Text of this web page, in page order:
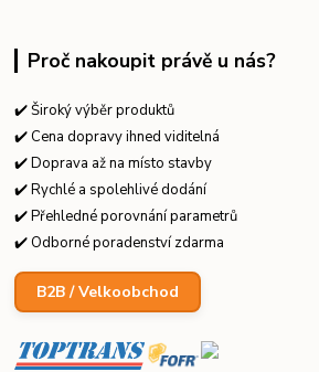
Proč nakoupit právě u nás?
✔️ Široký výběr produktů
✔️ Cena dopravy ihned viditelná
✔️ Doprava až na místo stavby
✔️ Rychlé a spolehlivé dodání
✔️ Přehledné porovnání parametrů
✔️ Odborné poradenství zdarma
B2B / Velkoobchod